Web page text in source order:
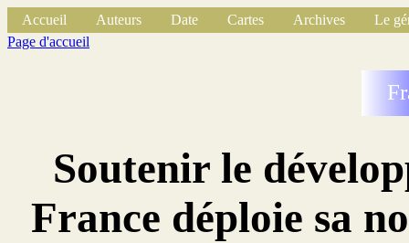
Accueil Auteurs Date Cartes Archives
Le
Page d'accueil
Soutenir le
France déploie sa